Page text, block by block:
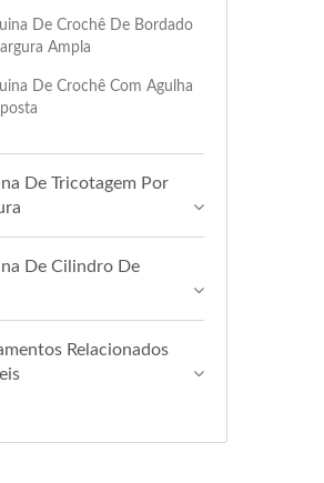
De Crochê De Bordado
Ampla
De Crochê Com Agulha
De Tricotagem Por
De Cilindro De
Relacionados